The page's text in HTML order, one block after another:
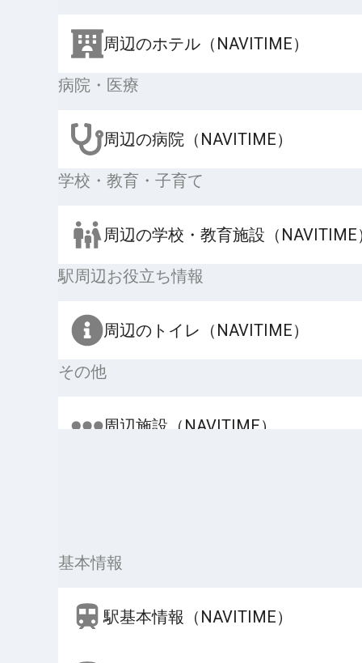
周辺のホテル（NAVITIME）
病院・医療
周辺の病院（NAVITIME）
学校・教育・子育て
周辺の学校・教育施設（NAVITIME
駅周辺お役立ち情報
周辺のトイレ（NAVITIME）
その他
周辺施設（NAVITIME）
基本情報
駅基本情報（NAVITIME）